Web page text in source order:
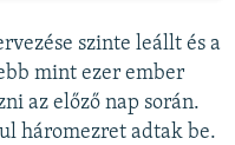
szinte leállt és a
mint ezer ember
az előző nap során.
háromezret adtak be.